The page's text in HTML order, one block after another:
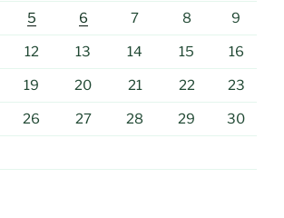
5 6 7 8 9
12 13 14 15 16
19 20 21 22 23
26 27 28 29 30